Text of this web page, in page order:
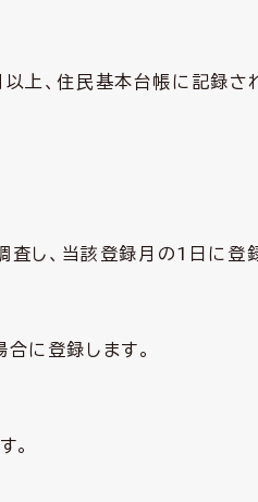
以上、住民基本台帳に記録さ
し、当該登録月の1日に登
に登録します。
。